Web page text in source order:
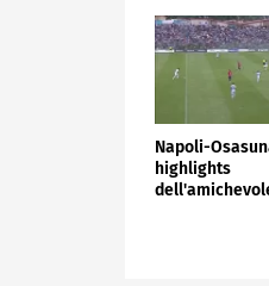
Napoli-
highlights